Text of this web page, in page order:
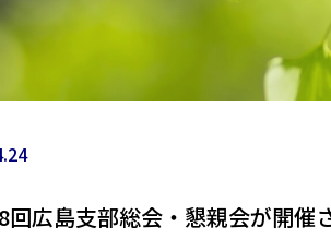
回広島支部総会・懇親会が開催